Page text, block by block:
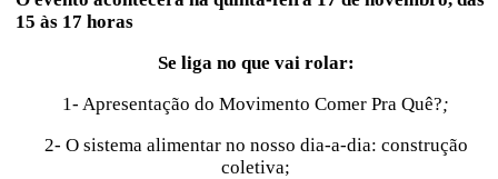
15 às 17 horas
Se liga no que vai rolar:
1- Apresentação do Movimento Comer Pra Quê?;
2- O sistema alimentar no nosso dia-a-dia: construção
coletiva;